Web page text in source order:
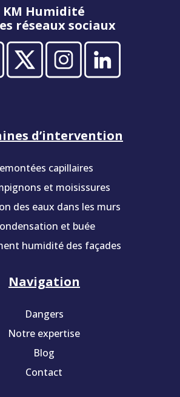
KM Humidité
réseaux sociaux
d’intervention
capillaires
et moisissures
des eaux dans les murs
et buée
humidité des façades
Navigation
Dangers
Notre expertise
Blog
Contact